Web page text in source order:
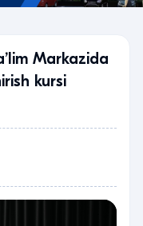
Markazida
kursi